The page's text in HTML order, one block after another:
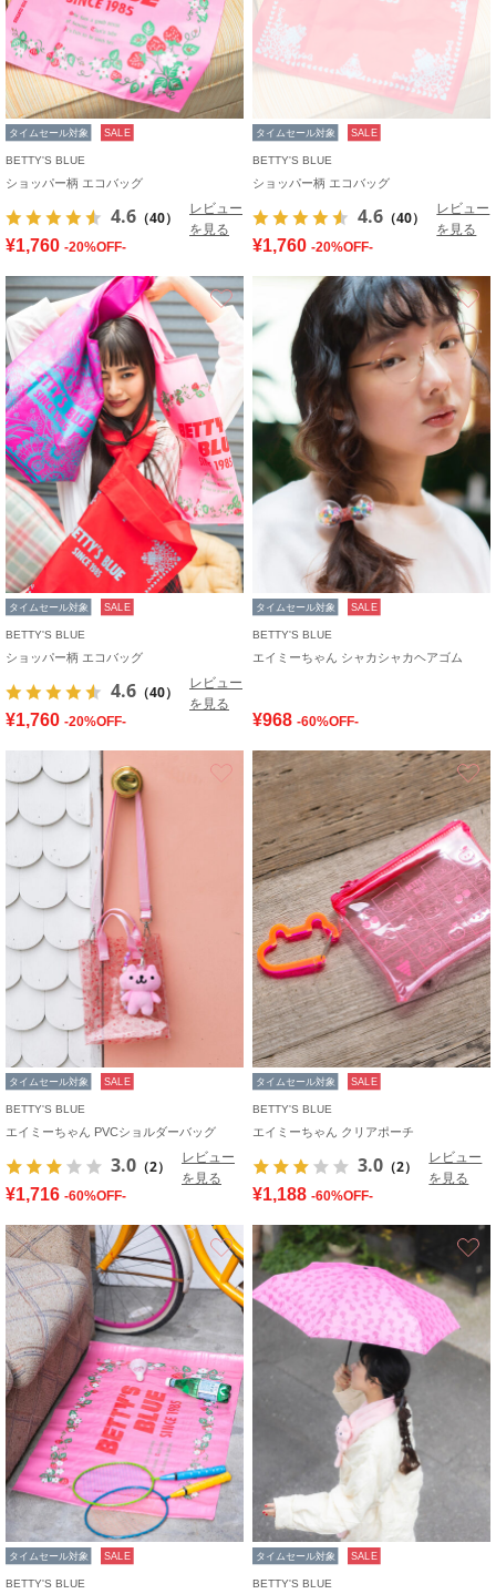
タイムセール対象 SALE
BETTY'S BLUE
ショッパー柄 エコバッグ
4.6 （40）
レビュー
を見る
¥1,760 -20%OFF-
タイムセール対象 SALE
BETTY'S BLUE
ショッパー柄 エコバッグ
4.6 （40）
レビュー
を見る
¥1,760 -20%OFF-
お気に入り
タイムセール対象 SALE
BETTY'S BLUE
ショッパー柄 エコバッグ
4.6 （40）
レビュー
を見る
¥1,760 -20%OFF-
タイムセール対象 SALE
BETTY'S BLUE
エイミーちゃん シャカシャカヘアゴム
¥968 -60%OFF-
お気に入り
タイムセール対象 SALE
BETTY'S BLUE
エイミーちゃん PVCショルダーバッグ
3.0 （2）
レビュー
を見る
¥1,716 -60%OFF-
タイムセール対象 SALE
BETTY'S BLUE
エイミーちゃん クリアポーチ
3.0 （2）
レビュー
を見る
¥1,188 -60%OFF-
お気に入り
タイムセール対象 SALE
BETTY'S BLUE
タイムセール対象 SALE
BETTY'S BLUE